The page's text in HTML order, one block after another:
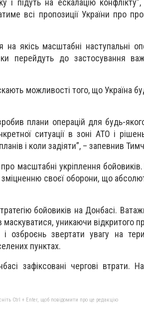
і підуть на ескалацію
всі пропозиції України про
якісь масштабні наступальні
перейдуть до застосування
можливості того, що Україна
плани операцій для будь-
ситуації в зоні АТО і
і коли задіяти”, – запевнив
масштабні укріплення бойовиків.
своєї оборони, що
бойовиків на Донбасі.
уникаючи відкритого
озброєнь звертати увагу на
пунктах.
зафіксовані чергові втрати.
Ctrl + Enter, щоб повідомити про це редакцію